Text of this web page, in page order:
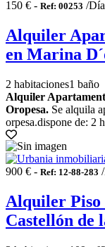
150 € - Ref: 00253 /Día
Alquiler
en Marina
2 habitaciones1 baño
Alquiler
Oropesa. Se alquila
orpesa.dispone de: 2
900 € - Ref: 12-88-283
Alquiler Piso
Castellón de